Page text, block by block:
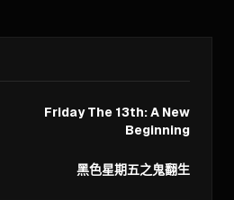
Friday The 13th: A New
Beginning
黑色星期五之鬼翻生